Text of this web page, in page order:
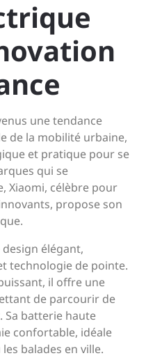
une tendance
de la mobilité urbaine,
et pratique pour se
qui se
Xiaomi, célèbre pour
propose son
design élégant,
technologie de pointe.
il offre une
de parcourir de
Sa batterie haute
confortable, idéale
balades en ville.